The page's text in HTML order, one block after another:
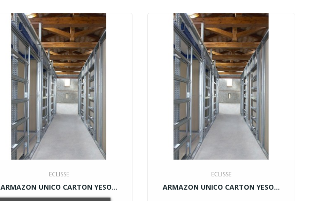
ECLISSE
ARMAZON UNICO CARTON YESO...
ECLISSE
ARMAZON UNICO CARTON YESO...